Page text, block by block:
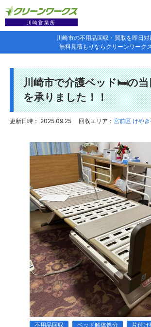
川崎市の不用品回収・買取を即日対
無料見積もりならクリーンワーク
川崎営業所
川崎市で介護ベッド🛏️の当
を承りました！！
更新日時： 2025.09.25 回収エリア：宮前区 けや
不用品回収 ベッド解体処分 片付け